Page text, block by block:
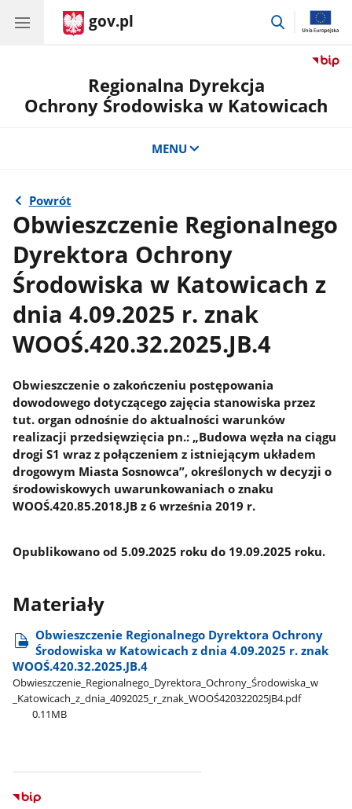
gov.pl
przejdź
Regionalna Dyrekcja
Ochrony Środowiska w Katowicach
MENU
Powrót
Obwieszczenie Regionalnego
Dyrektora Ochrony
Środowiska w Katowicach z
dnia 4.09.2025 r. znak
WOOŚ.420.32.2025.JB.4
Obwieszczenie o zakończeniu postępowania
dowodowego dotyczącego zajęcia stanowiska przez
tut. organ odnośnie do aktualności warunków
realizacji przedsięwzięcia pn.: „Budowa węzła na ciągu
drogi S1 wraz z połączeniem z istniejącym układem
drogowym Miasta Sosnowca”, określonych w decyzji o
środowiskowych uwarunkowaniach o znaku
WOOŚ.420.85.2018.JB z 6 września 2019 r.
Opublikowano od 5.09.2025 roku do 19.09.2025 roku.
Materiały
Obwieszczenie Regionalnego Dyrektora Ochrony
Środowiska w Katowicach z dnia 4.09.2025 r. znak
WOOŚ.420.32.2025.JB.4
Obwieszczenie​_Regionalnego​_Dyrektora​_Ochrony​_Środowiska​_w​
_Katowicach​_z​_dnia​_4092025​_r​_znak​_WOOŚ420322025JB4.pdf
0.11MB